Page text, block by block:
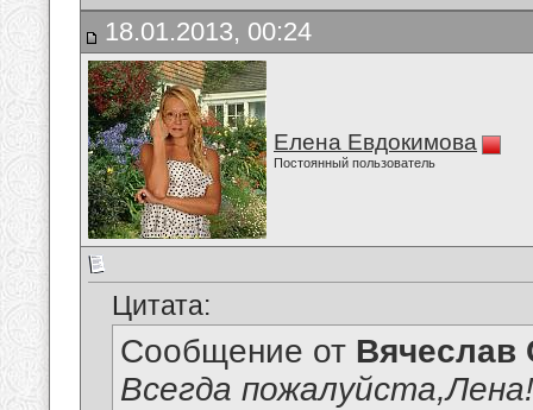
18.01.2013, 00:24
Елена Евдокимова
Постоянный пользователь
Цитата:
Сообщение от Вячеслав
Всегда пожалуйста,Лена!